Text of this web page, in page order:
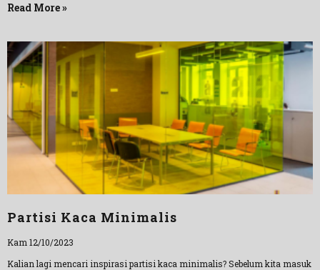
Read More »
Partisi Kaca Minimalis
Kam 12/10/2023
Kalian lagi mencari inspirasi partisi kaca minimalis? Sebelum kita masuk